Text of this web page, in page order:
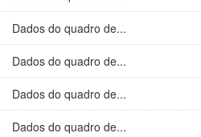
Dados do quadro de...
Dados do quadro de...
Dados do quadro de...
Dados do quadro de...